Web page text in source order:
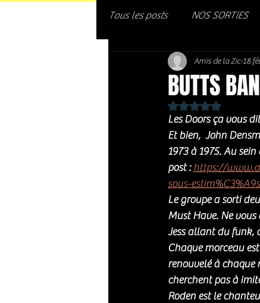
Tous les posts NOS SORTIES
Soft Rock / Folk Jazz
Country / Americana
BUTTS
Amis de la Zic 18
Noté NaN étoiles sur
Les Doors ça vous
Et bien,  John
1973 à 1975. Au
post : https://
sous-
Le groupe a sorti
Must Have. Ne
Jess allant du funk,
Chaque morceau
renouvelé à chaque
cherchent pas à
Roden est le